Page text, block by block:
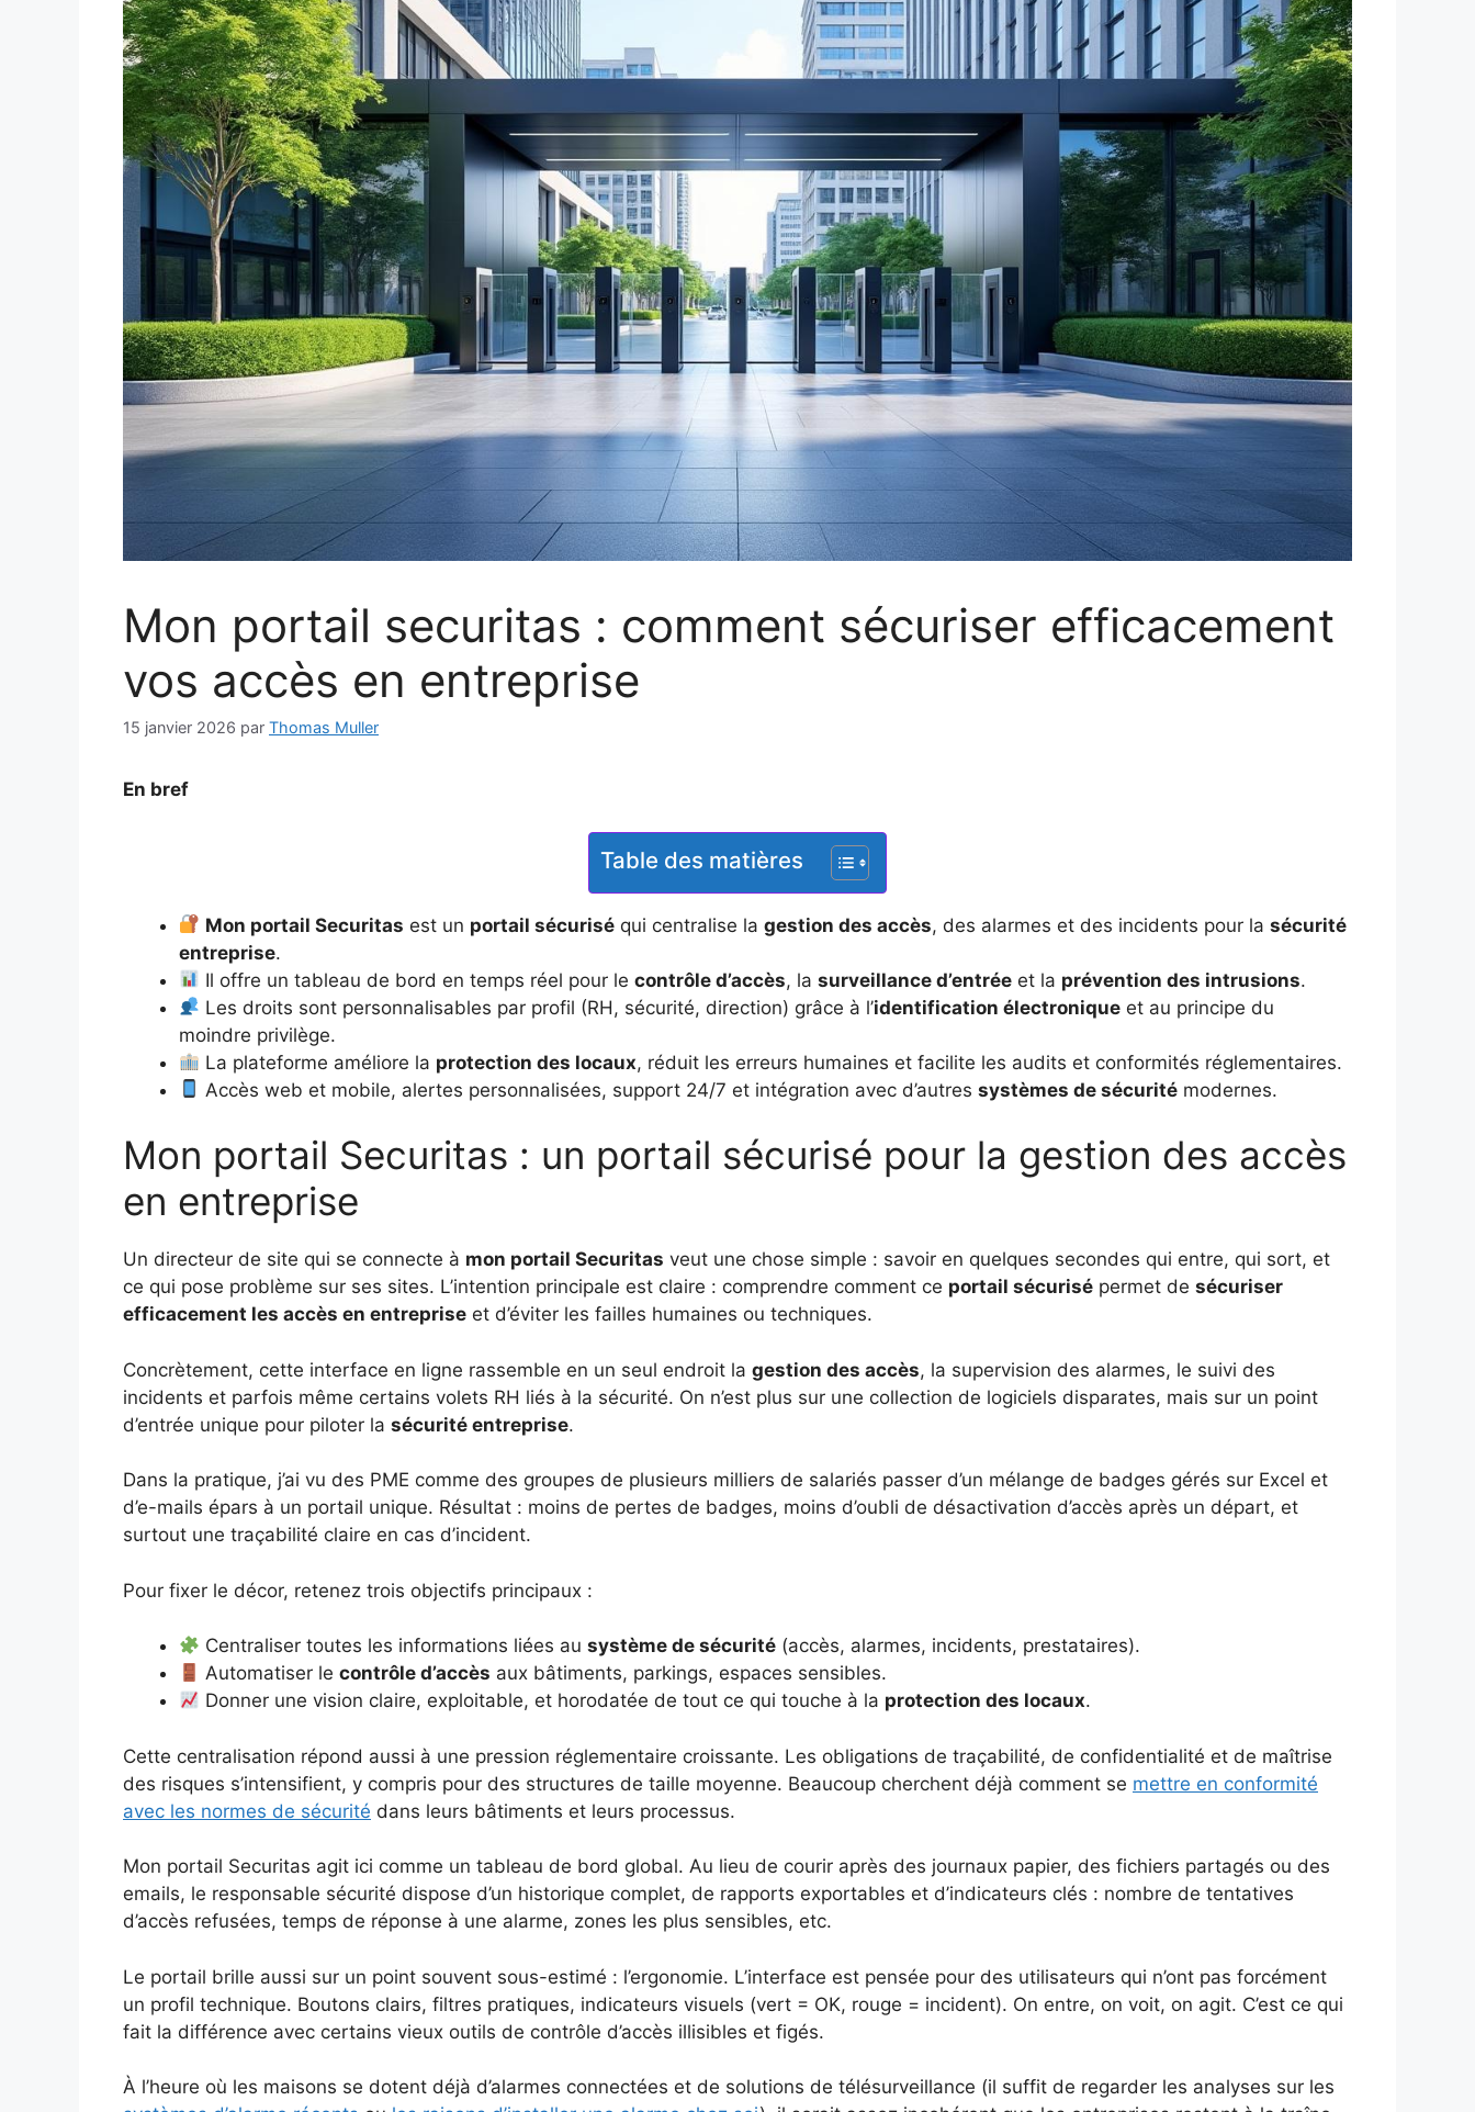
Mon portail securitas : comment sécuriser efficacement
vos accès en entreprise
15 janvier 2026 par Thomas Muller
En bref
Table des matières
Mon portail Securitas est un portail sécurisé qui centralise lagestion des accès, des alarmes et des incidents pour lasécurité
entreprise.
Il offre un tableau de bord en temps réel pour lecontrôle d’accès, lasurveillance d’entrée et la prévention des intrusions.
Les droits sont personnalisables par profil (RH, sécurité, direction) grâce à l’identification électronique et au principe du
moindre privilège.
La plateforme améliore la protection des locaux, réduit les erreurs humaines et facilite les audits et conformités réglementaires.
Accès web et mobile, alertes personnalisées, support 24/7 et intégration avec d’autressystèmes de sécurité modernes.
Mon portail Securitas : un portail sécurisé pour la gestion des accès
en entreprise
Un directeur de site qui se connecte à mon portail Securitas veut une chose simple : savoir en quelques secondes qui entre, qui sort, et
ce qui pose problème sur ses sites. L’intention principale est claire : comprendre comment ce portail sécurisé permet de sécuriser
efficacement les accès en entreprise et d’éviter les failles humaines ou techniques.
Concrètement, cette interface en ligne rassemble en un seul endroit la gestion des accès, la supervision des alarmes, le suivi des
incidents et parfois même certains volets RH liés à la sécurité. On n’est plus sur une collection de logiciels disparates, mais sur un point
d’entrée unique pour piloter la sécurité entreprise.
Dans la pratique, j’ai vu des PME comme des groupes de plusieurs milliers de salariés passer d’un mélange de badges gérés sur Excel et
d’e-mails épars à un portail unique. Résultat : moins de pertes de badges, moins d’oubli de désactivation d’accès après un départ, et
surtout une traçabilité claire en cas d’incident.
Pour fixer le décor, retenez trois objectifs principaux :
Centraliser toutes les informations liées ausystème de sécurité (accès, alarmes, incidents, prestataires).
Automatiser lecontrôle d’accès aux bâtiments, parkings, espaces sensibles.
Donner une vision claire, exploitable, et horodatée de tout ce qui touche à la protection des locaux.
Cette centralisation répond aussi à une pression réglementaire croissante. Les obligations de traçabilité, de confidentialité et de maîtrise
des risques s’intensifient, y compris pour des structures de taille moyenne. Beaucoup cherchent déjà comment se mettre en conformité
avec les normes de sécurité dans leurs bâtiments et leurs processus.
Mon portail Securitas agit ici comme un tableau de bord global. Au lieu de courir après des journaux papier, des fichiers partagés ou des
emails, le responsable sécurité dispose d’un historique complet, de rapports exportables et d’indicateurs clés : nombre de tentatives
d’accès refusées, temps de réponse à une alarme, zones les plus sensibles, etc.
Le portail brille aussi sur un point souvent sous-estimé : l’ergonomie. L’interface est pensée pour des utilisateurs qui n’ont pas forcément
un profil technique. Boutons clairs, filtres pratiques, indicateurs visuels (vert = OK, rouge = incident). On entre, on voit, on agit. C’est ce qui
fait la différence avec certains vieux outils de contrôle d’accès illisibles et figés.
À l’heure où les maisons se dotent déjà d’alarmes connectées et de solutions de télésurveillance (il suffit de regarder les analyses sur les